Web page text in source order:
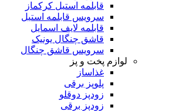
قابلمه استیل کرکماز
سرویس قابلمه استیل
قابلمه لایف اسمایل
قاشق چنگال یونیک
سرویس قاشق چنگال
لوازم پخت و پز
غذاساز
پلوپز برقی
زودپز دوقلو
زودپز برقی